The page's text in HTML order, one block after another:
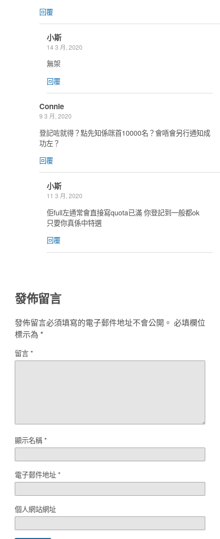
回覆
小斯
14 3 月, 2020
無架
回覆
Connie
9 3 月, 2020
登記咗就得？點先知係咪首10000名？會唔會另行通知成
功左？
回覆
小斯
11 3 月, 2020
佢full左通常會直接寫quota已滿 你登記到一般都ok
只要你真係中特選
回覆
發佈留言
發佈留言必須填寫的電子郵件地址不會公開。 必填欄位
標示為 *
留言*
顯示名稱*
電子郵件地址*
個人網站網址